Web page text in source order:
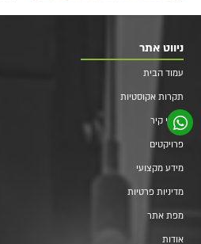
ניווט אתר
עמוד הבית
תקרות אקוסטיות
חיפוי קיר
פרויקטים
מידע מקצועי
מדיניות פרטיות
מפת אתר
אודות